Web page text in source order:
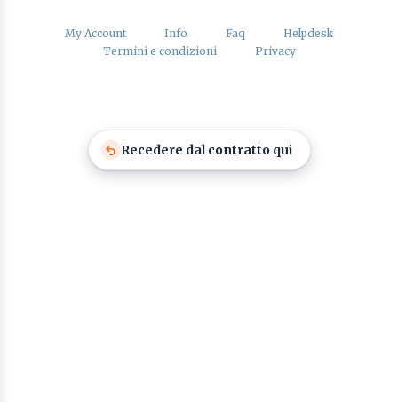
My Account Info Faq
Helpdesk
Termini e condizioni
Privacy
Recedere dal contratto qui